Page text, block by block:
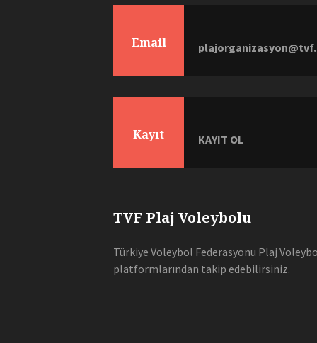
Email
Kayıt KAYIT OL
TVF Plaj Voleybolu
Türkiye Voleybol Federasyonu Plaj
platformlarından takip edebilirsiniz.